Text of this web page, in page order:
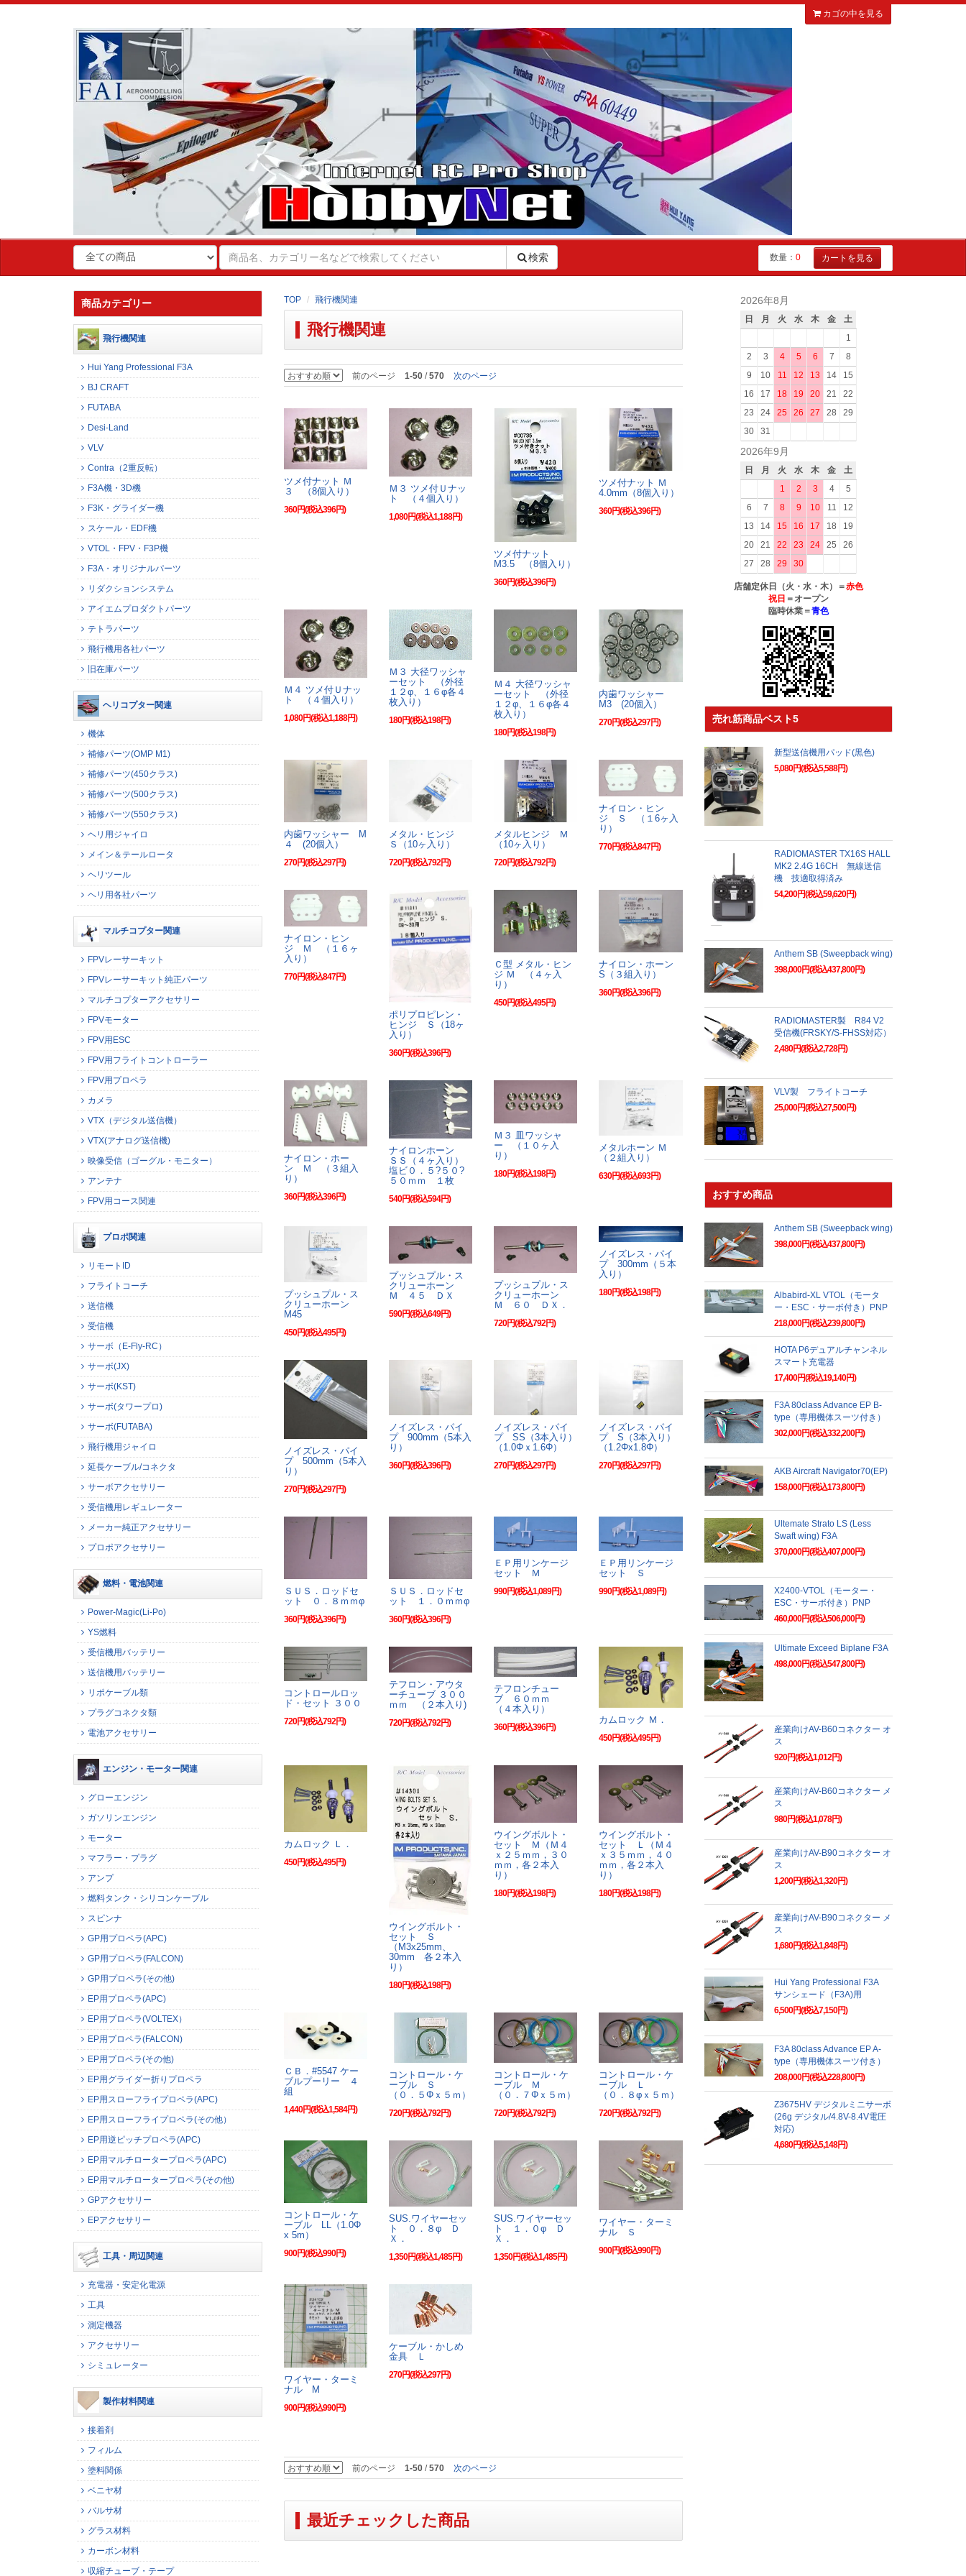
カゴの中を見る
検索 数量： 0 カートを見る
TOP 飛行機関連
飛行機関連
前のページ 1-50 /570 次のページ
ツメ付ナット Ｍ
３ （8個入り）
360円(税込396円)
Ｍ３ ツメ付Ｕナッ
ト （４個入り）
1,080円(税込1,188円)
ツメ付ナット
M3.5 （8個入り）
360円(税込396円)
ツメ付ナット Ｍ
4.0mm（8個入り）
360円(税込396円)
Ｍ４ ツメ付Ｕナッ
ト （４個入り）
1,080円(税込1,188円)
Ｍ３ 大径ワッシャ
ーセット （外径
１２φ、１６φ各４
枚入り）
180円(税込198円)
Ｍ４ 大径ワッシャ
ーセット （外径
１２φ、１６φ各４
枚入り）
180円(税込198円)
内歯ワッシャー
M3 (20個入）
270円(税込297円)
内歯ワッシャー M
４ (20個入）
270円(税込297円)
メタル・ヒンジ
Ｓ（10ヶ入り）
720円(税込792円)
メタルヒンジ Ｍ
（10ヶ入り）
720円(税込792円)
ナイロン・ヒン
ジ Ｓ （１6ヶ入
り）
770円(税込847円)
ナイロン・ヒン
ジ Ｍ （１６ヶ
入り）
770円(税込847円)
ポリプロピレン・
ヒンジ Ｓ（18ヶ
入り）
360円(税込396円)
Ｃ型 メタル・ヒン
ジ Ｍ （４ヶ入
り）
450円(税込495円)
ナイロン・ホーン
S（３組入り）
360円(税込396円)
ナイロン・ホー
ン Ｍ （３組入
り）
360円(税込396円)
ナイロンホーン
ＳＳ（４ヶ入り）
塩ビ０．５?５０?
５０ｍｍ １枚
540円(税込594円)
Ｍ３ 皿ワッシャ
ー （１０ヶ入
り）
180円(税込198円)
メタルホーン Ｍ
（２組入り）
630円(税込693円)
プッシュプル・ス
クリューホーン
M45
450円(税込495円)
プッシュプル・ス
クリューホーン
Ｍ ４５ ＤＸ
590円(税込649円)
プッシュプル・ス
クリューホーン
Ｍ ６０ ＤＸ．
720円(税込792円)
ノイズレス・パイ
プ 300mm（５本
入り）
180円(税込198円)
ノイズレス・パイ
プ 500mm（5本入
り）
270円(税込297円)
ノイズレス・パイ
プ 900mm（5本入
り）
360円(税込396円)
ノイズレス・パイ
プ SS（3本入り）
（1.0Φｘ1.6Φ）
270円(税込297円)
ノイズレス・パイ
プ S（3本入り）
（1.2Φx1.8Φ）
270円(税込297円)
ＳＵＳ．ロッドセ
ット ０．８ｍｍφ
360円(税込396円)
ＳＵＳ．ロッドセ
ット １．０ｍｍφ
360円(税込396円)
ＥＰ用リンケージ
セット Ｍ
990円(税込1,089円)
ＥＰ用リンケージ
セット Ｓ
990円(税込1,089円)
コントロールロッ
ド・セット ３００
720円(税込792円)
テフロン・アウタ
ーチューブ ３００
ｍｍ （２本入り)
720円(税込792円)
テフロンチュー
ブ ６０ｍｍ
（４本入り）
360円(税込396円)
カムロック Ｍ．
450円(税込495円)
カムロック Ｌ．
450円(税込495円)
ウイングボルト・
セット Ｓ
（M3x25mm、
30mm 各２本入
り）
180円(税込198円)
ウイングボルト・
セット Ｍ（Ｍ４
ｘ２５ｍｍ，３０
ｍｍ，各２本入
り）
180円(税込198円)
ウイングボルト・
セット Ｌ（Ｍ４
ｘ３５ｍｍ，４０
ｍｍ，各２本入
り）
180円(税込198円)
ＣＢ．#5547 ケー
ブルプーリー ４
組
1,440円(税込1,584円)
コントロール・ケ
ーブル Ｓ
（０．５Φｘ５ｍ）
720円(税込792円)
コントロール・ケ
ーブル Ｍ
（０．７Φｘ５ｍ）
720円(税込792円)
コントロール・ケ
ーブル Ｌ
（０．８φｘ５ｍ）
720円(税込792円)
コントロール・ケ
ーブル LL（1.0Φ
x 5m）
900円(税込990円)
SUS.ワイヤーセッ
ト ０．８φ Ｄ
Ｘ．
1,350円(税込1,485円)
SUS.ワイヤーセッ
ト １．０φ Ｄ
Ｘ．
1,350円(税込1,485円)
ワイヤー・ターミ
ナル Ｓ
900円(税込990円)
ワイヤー・ターミ
ナル M
900円(税込990円)
ケーブル・かしめ
金具 Ｌ
270円(税込297円)
前のページ 1-50 /570 次のページ
最近チェックした商品
商品カテゴリー
飛行機関連
Hui Yang Professional F3A
BJ CRAFT
FUTABA
Desi-Land
VLV
Contra（2重反転）
F3A機・3D機
F3K・グライダー機
スケール・EDF機
VTOL・FPV・F3P機
F3A・オリジナルパーツ
リダクションシステム
アイエムプロダクトパーツ
テトラパーツ
飛行機用各社パーツ
旧在庫パーツ
ヘリコプター関連
機体
補修パーツ(OMP M1)
補修パーツ(450クラス)
補修パーツ(500クラス)
補修パーツ(550クラス)
ヘリ用ジャイロ
メイン＆テールロータ
ヘリツール
ヘリ用各社パーツ
マルチコプター関連
FPVレーサーキット
FPVレーサーキット純正パーツ
マルチコプターアクセサリー
FPVモーター
FPV用ESC
FPV用フライトコントローラー
FPV用プロペラ
カメラ
VTX（デジタル送信機）
VTX(アナログ送信機)
映像受信（ゴーグル・モニター）
アンテナ
FPV用コース関連
プロポ関連
リモートID
フライトコーチ
送信機
受信機
サーボ（E-Fly-RC）
サーボ(JX)
サーボ(KST)
サーボ(タワープロ)
サーボ(FUTABA)
飛行機用ジャイロ
延長ケーブル/コネクタ
サーボアクセサリー
受信機用レギュレーター
メーカー純正アクセサリー
プロポアクセサリー
燃料・電池関連
Power-Magic(Li-Po)
YS燃料
受信機用バッテリー
送信機用バッテリー
リポケーブル類
プラグコネクタ類
電池アクセサリー
エンジン・モーター関連
グローエンジン
ガソリンエンジン
モーター
マフラー・プラグ
アンプ
燃料タンク・シリコンケーブル
スピンナ
GP用プロペラ(APC)
GP用プロペラ(FALCON)
GP用プロペラ(その他)
EP用プロペラ(APC)
EP用プロペラ(VOLTEX）
EP用プロペラ(FALCON)
EP用プロペラ(その他)
EP用グライダー折りプロペラ
EP用スローフライプロペラ(APC)
EP用スローフライプロペラ(その他）
EP用逆ピッチプロペラ(APC)
EP用マルチロータープロペラ(APC)
EP用マルチロータープロペラ(その他)
GPアクセサリー
EPアクセサリー
工具・周辺関連
充電器・安定化電源
工具
測定機器
アクセサリー
シミュレーター
製作材料関連
接着剤
フィルム
塗料関係
ベニヤ材
バルサ材
グラス材料
カーボン材料
収縮チューブ・テープ
2026年8月
日 月 火 水 木 金
土
1
2
3 4 5 6 7
8
9
10 11 12 13 14
15
16
17 18 19 20 21
22
23
24 25 26 27 28
29
30
31
2026年9月
日 月 火 水 木 金
土
1
2 3 4
5
6
7 8 9 10 11
12
13
14 15 16 17 18
19
20
21 22 23 24 25
26
27
28 29 30
店舗定休日（火・水・木）＝赤色
祝日 ＝オープン
臨時休業＝青色
売れ筋商品ベスト5
新型送信機用パッド(黒色)
5,080円(税込5,588円)
RADIOMASTER TX16S HALL
MK2 2.4G 16CH 無線送信
機 技適取得済み
54,200円(税込59,620円)
Anthem SB (Sweepback wing)
398,000円(税込437,800円)
RADIOMASTER製 R84 V2
受信機(FRSKY/S-FHSS対応）
2,480円(税込2,728円)
VLV製 フライトコーチ
25,000円(税込27,500円)
おすすめ商品
Anthem SB (Sweepback wing)
398,000円(税込437,800円)
Albabird-XL VTOL（モータ
ー・ESC・サーボ付き）PNP
218,000円(税込239,800円)
HOTA P6デュアルチャンネル
スマート充電器
17,400円(税込19,140円)
F3A 80class Advance EP B-
type（専用機体スーツ付き）
302,000円(税込332,200円)
AKB Aircraft Navigator70(EP)
158,000円(税込173,800円)
Ultemate Strato LS (Less
Swaft wing) F3A
370,000円(税込407,000円)
X2400-VTOL（モーター・
ESC・サーボ付き）PNP
460,000円(税込506,000円)
Ultimate Exceed Biplane F3A
498,000円(税込547,800円)
産業向けAV-B60コネクター オ
ス
920円(税込1,012円)
産業向けAV-B60コネクター メ
ス
980円(税込1,078円)
産業向けAV-B90コネクター オ
ス
1,200円(税込1,320円)
産業向けAV-B90コネクター メ
ス
1,680円(税込1,848円)
Hui Yang Professional F3A
サンシェード（F3A)用
6,500円(税込7,150円)
F3A 80class Advance EP A-
type（専用機体スーツ付き）
208,000円(税込228,800円)
Z3675HV デジタルミニサーボ
(26g デジタル/4.8V-8.4V電圧
対応)
4,680円(税込5,148円)